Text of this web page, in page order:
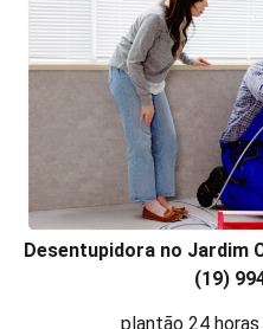
Desentupidora no Jardim
(19)
plantão 24